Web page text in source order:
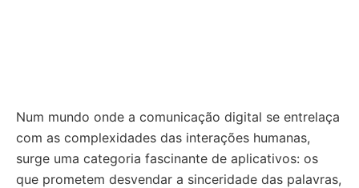
Num mundo onde a comunicação digital se entrelaça
com as complexidades das interações humanas,
surge uma categoria fascinante de aplicativos: os
que prometem desvendar a sinceridade das palavras,